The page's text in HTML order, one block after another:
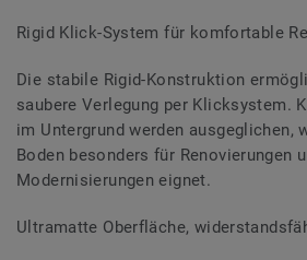
Rigid Klick-System für komfortable
Die stabile Rigid-Konstruktion
saubere Verlegung per Klicksystem.
im Untergrund werden ausgeglichen,
Boden besonders für Renovierungen
Modernisierungen eignet.
Ultramatte Oberfläche,